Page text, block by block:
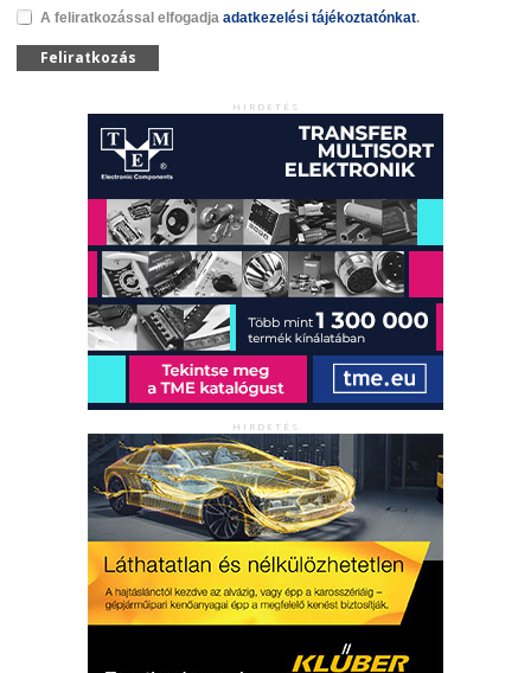
A feliratkozással elfogadja adatkezelési tájékoztatónkat.
Feliratkozás
HIRDETÉS
HIRDETÉS